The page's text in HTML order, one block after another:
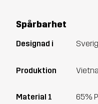
Spårbarhet
Designad i
Produktion
Material 1
65%